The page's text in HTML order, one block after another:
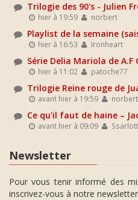
Trilogie des 90's - Julien
hier à 19:59 norbert
Playlist de la semaine
hier à 16:53 Ironheart
Série Delia Mariola de A.F
hier à 11:02 patoche77
Trilogie Reine rouge de
avant hier à 19:59 norbert
Ce qu'il faut de haine –
avant hier à 09:09
Newsletter
Pour vous tenir informé des
inscrivez-vous à notre